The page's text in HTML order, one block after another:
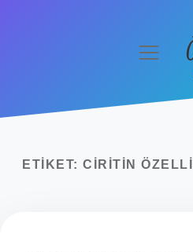
Yasal Uyarı
menüyü
ETIKET: CIRITIN